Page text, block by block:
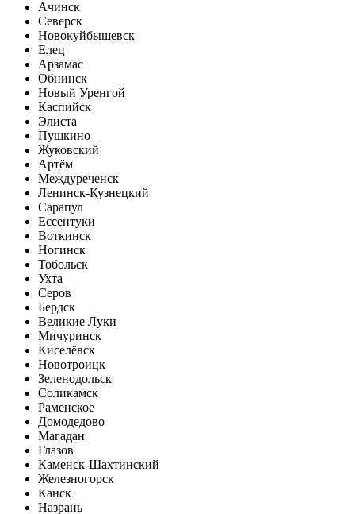
Ачинск
Северск
Новокуйбышевск
Елец
Арзамас
Обнинск
Новый Уренгой
Каспийск
Элиста
Пушкино
Жуковский
Артём
Междуреченск
Ленинск-Кузнецкий
Сарапул
Ессентуки
Воткинск
Ногинск
Тобольск
Ухта
Серов
Бердск
Великие Луки
Мичуринск
Киселёвск
Новотроицк
Зеленодольск
Соликамск
Раменское
Домодедово
Магадан
Глазов
Каменск-Шахтинский
Железногорск
Канск
Назрань